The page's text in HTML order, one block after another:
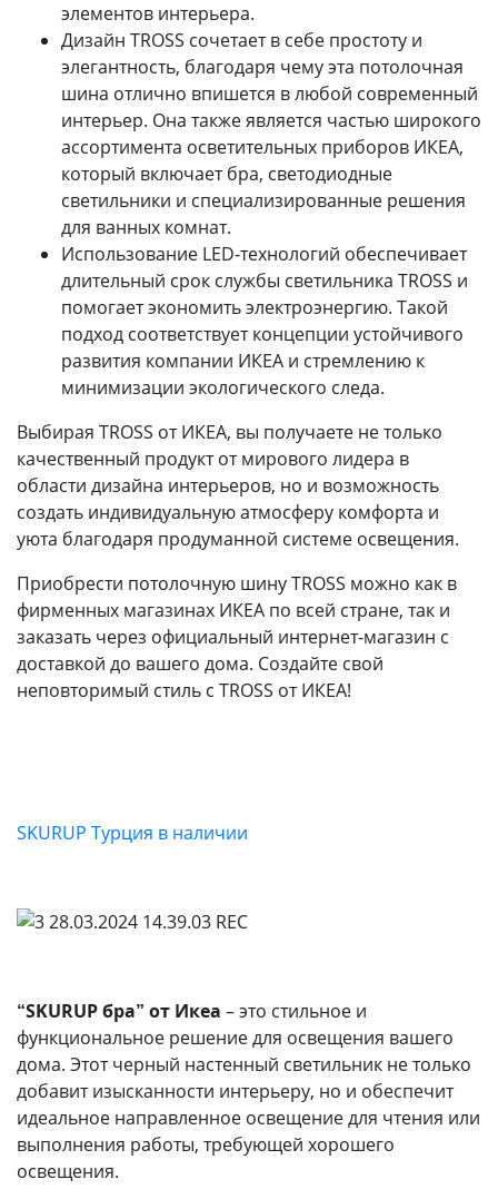
элементов интерьера.
Дизайн TROSS сочетает в себе простоту и
элегантность, благодаря чему эта потолочная
шина отлично впишется в любой современный
интерьер. Она также является частью широкого
ассортимента осветительных приборов ИКЕА,
который включает бра, светодиодные
светильники и специализированные решения
для ванных комнат.
Использование LED-технологий обеспечивает
длительный срок службы светильника TROSS и
помогает экономить электроэнергию. Такой
подход соответствует концепции устойчивого
развития компании ИКЕА и стремлению к
минимизации экологического следа.
Выбирая TROSS от ИКЕА, вы получаете не только
качественный продукт от мирового лидера в
области дизайна интерьеров, но и возможность
создать индивидуальную атмосферу комфорта и
уюта благодаря продуманной системе освещения.
Приобрести потолочную шину TROSS можно как в
фирменных магазинах ИКЕА по всей стране, так и
заказать через официальный интернет-магазин с
доставкой до вашего дома. Создайте свой
неповторимый стиль с TROSS от ИКЕА!
SKURUP Турция в наличии
“SKURUP бра” от Икеа – это стильное и
функциональное решение для освещения вашего
дома. Этот черный настенный светильник не только
добавит изысканности интерьеру, но и обеспечит
идеальное направленное освещение для чтения или
выполнения работы, требующей хорошего
освещения.